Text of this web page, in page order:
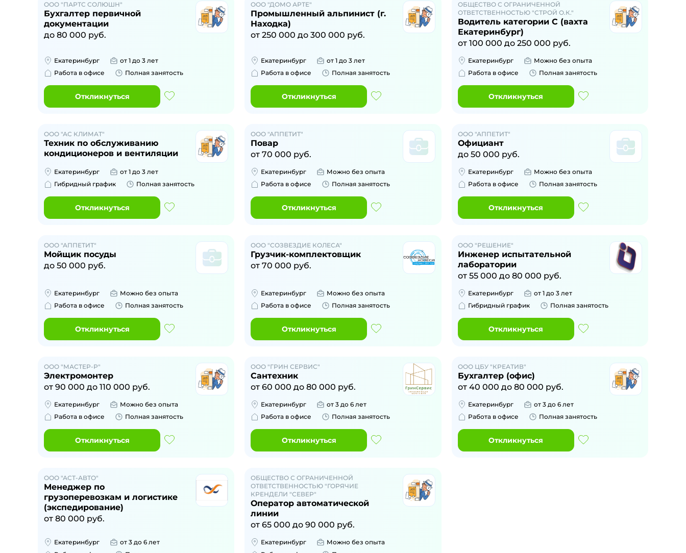
ООО "ПАРТС СОЛЮШН"
Бухгалтер первичной
документации
до 80 000 руб.
Екатеринбург
от 1 до 3 лет
Работа в офисе
Полная занятость
Откликнуться
ООО "ДОМО АРТЕ"
Промышленный альпинист (г.
Находка)
от250 000 до300 000 руб.
Екатеринбург
от 1 до 3 лет
Работа в офисе
Полная занятость
Откликнуться
ОБЩЕСТВО С ОГРАНИЧЕННОЙ
ОТВЕТСТВЕННОСТЬЮ "СТРОЙ О.К."
Водитель категории C (вахта
Екатеринбург)
от 100 000 до 250 000 руб.
Екатеринбург
Можно без опыта
Работа в офисе
Полная занятость
Откликнуться
ООО "АС КЛИМАТ"
Техник по обслуживанию
кондиционеров и вентиляции
Екатеринбург
от 1 до 3 лет
Гибридный график
Полная занятость
Откликнуться
ООО "АППЕТИТ"
Повар
от70 000 руб.
Екатеринбург
Можно без опыта
Работа в офисе
Полная занятость
Откликнуться
ООО "АППЕТИТ"
Официант
до 50 000 руб.
Екатеринбург
Можно без опыта
Работа в офисе
Полная занятость
Откликнуться
ООО "АППЕТИТ"
Мойщик посуды
до 50 000 руб.
Екатеринбург
Можно без опыта
Работа в офисе
Полная занятость
Откликнуться
ООО "СОЗВЕЗДИЕ КОЛЕСА"
Грузчик-комплектовщик
от70 000 руб.
Екатеринбург
Можно без опыта
Работа в офисе
Полная занятость
Откликнуться
ООО "РЕШЕНИЕ"
Инженер испытательной
лаборатории
от 55 000 до 80 000 руб.
Екатеринбург
от 1 до 3 лет
Гибридный график
Полная занятость
Откликнуться
ООО "МАСТЕР-Р"
Электромонтер
от 90 000 до 110 000 руб.
Екатеринбург
Можно без опыта
Работа в офисе
Полная занятость
Откликнуться
ООО "ГРИН СЕРВИС"
Сантехник
от60 000 до80 000 руб.
Екатеринбург
от 3 до 6 лет
Работа в офисе
Полная занятость
Откликнуться
ООО ЦБУ "КРЕАТИВ"
Бухгалтер (офис)
от 40 000 до 80 000 руб.
Екатеринбург
от 3 до 6 лет
Работа в офисе
Полная занятость
Откликнуться
ООО "АСТ-АВТО"
Менеджер по
грузоперевозкам и логистике
(экспедирование)
от 80 000 руб.
Екатеринбург
от 3 до 6 лет
ОБЩЕСТВО С ОГРАНИЧЕННОЙ
ОТВЕТСТВЕННОСТЬЮ "ГОРЯЧИЕ
КРЕНДЕЛИ "СЕВЕР"
Оператор автоматической
линии
от65 000 до90 000 руб.
Екатеринбург
Можно без опыта